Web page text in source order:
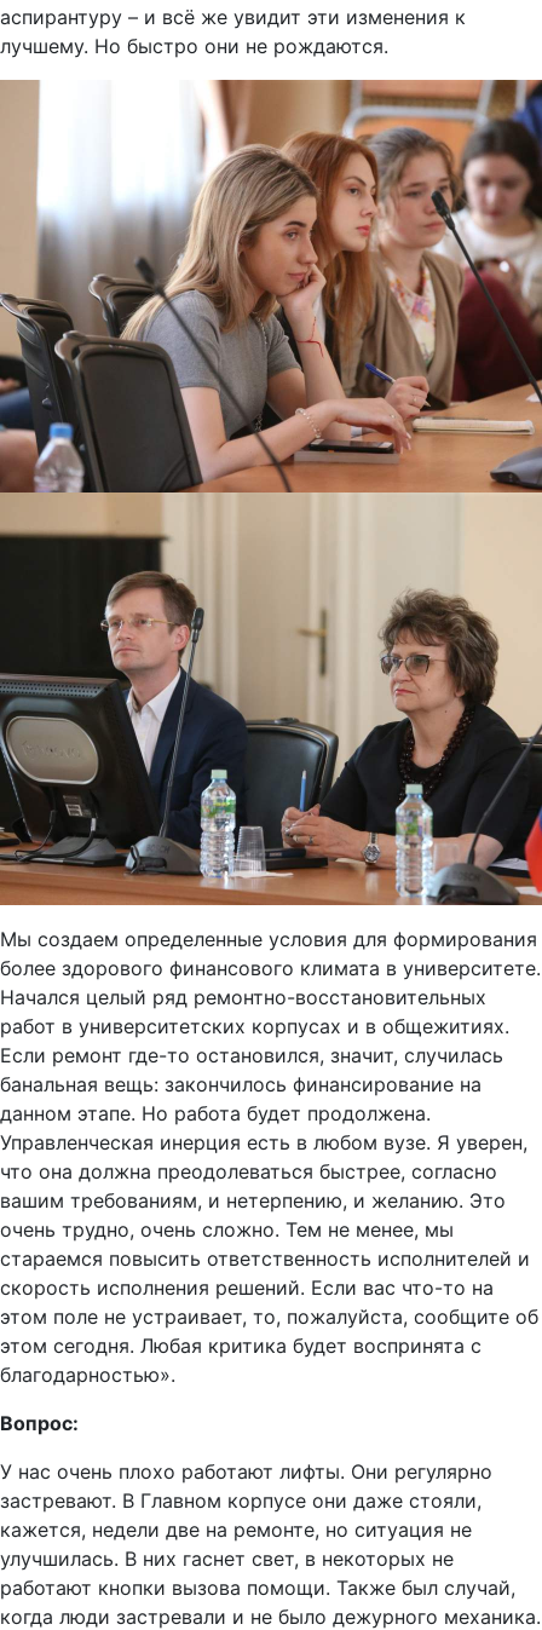
аспирантуру – и всё же увидит эти изменения к
лучшему. Но быстро они не рождаются.
Мы создаем определенные условия для формирования
более здорового финансового климата в университете.
Начался целый ряд ремонтно-восстановительных
работ в университетских корпусах и в общежитиях.
Если ремонт где-то остановился, значит, случилась
банальная вещь: закончилось финансирование на
данном этапе. Но работа будет продолжена.
Управленческая инерция есть в любом вузе. Я уверен,
что она должна преодолеваться быстрее, согласно
вашим требованиям, и нетерпению, и желанию. Это
очень трудно, очень сложно. Тем не менее, мы
стараемся повысить ответственность исполнителей и
скорость исполнения решений. Если вас что-то на
этом поле не устраивает, то, пожалуйста, сообщите об
этом сегодня. Любая критика будет воспринята с
благодарностью».
Вопрос:
У нас очень плохо работают лифты. Они регулярно
застревают. В Главном корпусе они даже стояли,
кажется, недели две на ремонте, но ситуация не
улучшилась. В них гаснет свет, в некоторых не
работают кнопки вызова помощи. Также был случай,
когда люди застревали и не было дежурного механика.